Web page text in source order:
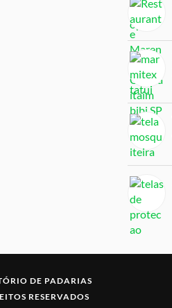
DE PADARIAS
RESERVADOS